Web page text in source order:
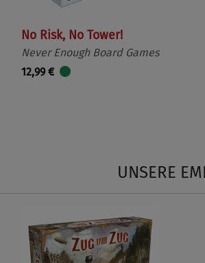
No Risk, No Tower!
Never Enough Board Games
12,99 €
UNSERE